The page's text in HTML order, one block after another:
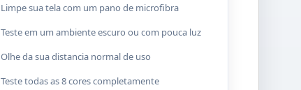
Limpe sua tela com um pano de microfibra
Teste em um ambiente escuro ou com pouca luz
Olhe da sua distancia normal de uso
Teste todas as 8 cores completamente